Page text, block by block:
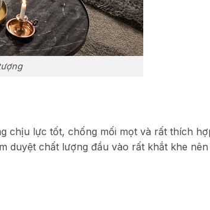
chịu lực tốt, chống mối mọt và rất thích
duyệt chất lượng đầu vào rất khắt khe nên